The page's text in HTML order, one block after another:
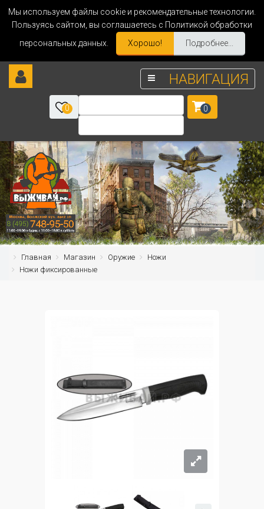
Мы используем файлы cookie и рекомендательные технологии.
Пользуясь сайтом, вы соглашаетесь с Политикой обработки
персональных данных.
Хорошо! Подробнее...
НАВИГАЦИЯ
0 0
Главная Магазин Оружие
Ножи
Ножи фиксированные